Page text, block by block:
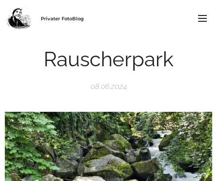
Privater FotoBlog
Rauscherpark
08.06.2024